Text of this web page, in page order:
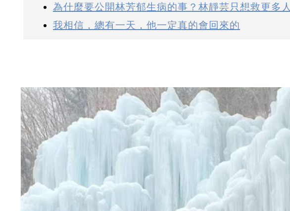
為什麼要公開林芳郁生病的事？林靜芸只想救更多人
我相信，總有一天，他一定真的會回來的